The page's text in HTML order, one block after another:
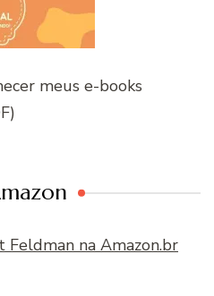
meus e-books
Feldman na Amazon.br